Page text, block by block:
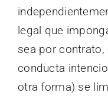
legal que
sea por contrato,
conducta
otra forma) se